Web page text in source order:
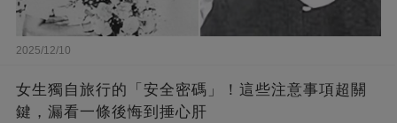
2025/12/10
女生獨自旅行的「安全密碼」！這些注意事項超關
鍵，漏看一條後悔到捶心肝